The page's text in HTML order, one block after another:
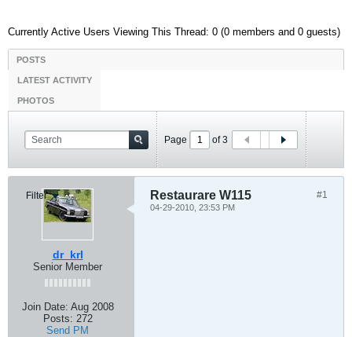
Currently Active Users Viewing This Thread: 0 (0 members and 0 guests)
POSTS
LATEST ACTIVITY
PHOTOS
Page of3
Filter
dr_krl
Senior Member
Join Date: Aug 2008
Posts: 272
Send PM
#1
Restaurare W115
04-29-2010, 23:53 PM